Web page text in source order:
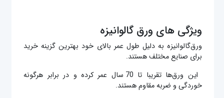
ویژگی های ورق گالوانیزه
ورق‌گالوانیزه به دلیل طول عمر بالای خود بهترین گزینه خرید
برای صنایع مختلف هستند.
این ورق‌ها تقریبا تا 70 سال عمر کرده و در برابر هرگونه
خوردگی و ضربه مقاوم هستند.